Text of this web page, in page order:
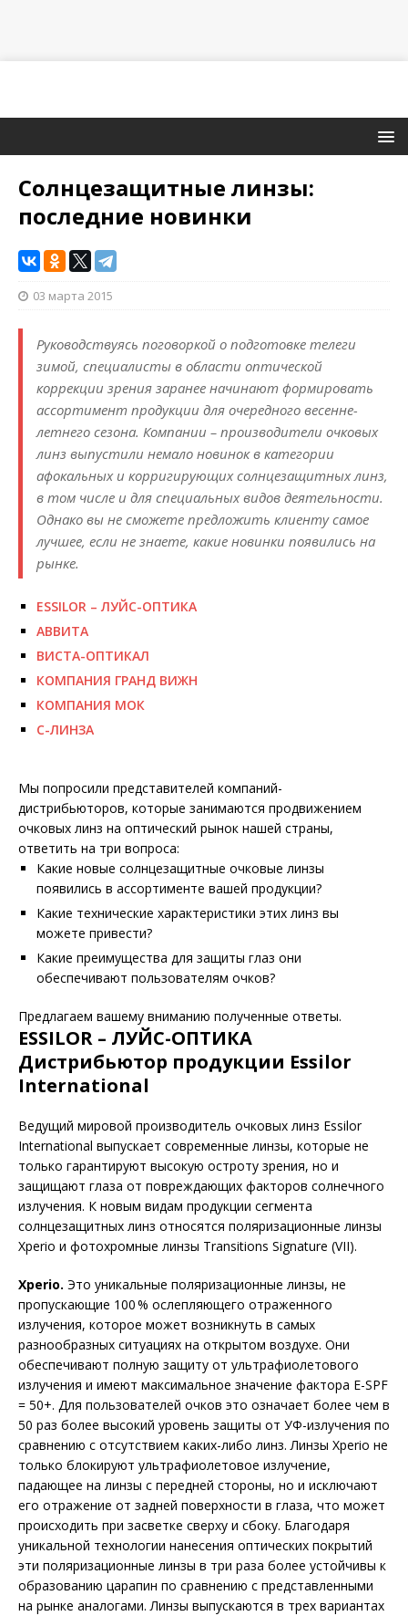
Солнцезащитные линзы:
последние новинки
03 марта 2015
Руководствуясь поговоркой о подготовке телеги
зимой, специалисты в области оптической
коррекции зрения заранее начинают формировать
ассортимент продукции для очередного весенне-
летнего сезона. Компании – производители очковых
линз выпустили немало новинок в категории
афокальных и корригирующих солнцезащитных линз,
в том числе и для специальных видов деятельности.
Однако вы не сможете предложить клиенту самое
лучшее, если не знаете, какие новинки появились на
рынке.
ESSILOR – ЛУЙС-ОПТИКА
АВВИТА
ВИСТА-ОПТИКАЛ
КОМПАНИЯ ГРАНД ВИЖН
КОМПАНИЯ МОК
С-ЛИНЗА
Мы попросили представителей компаний-
дистрибьюторов, которые занимаются продвижением
очковых линз на оптический рынок нашей страны,
ответить на три вопроса:
Какие новые солнцезащитные очковые линзы
появились в ассортименте вашей продукции?
Какие технические характеристики этих линз вы
можете привести?
Какие преимущества для защиты глаз они
обеспечивают пользователям очков?
Предлагаем вашему вниманию полученные ответы.
ESSILOR – ЛУЙС-ОПТИКА
Дистрибьютор продукции Essilor
International
Ведущий мировой производитель очковых линз Essilor
International выпускает современные линзы, которые не
только гарантируют высокую остроту зрения, но и
защищают глаза от повреждающих факторов солнечного
излучения. К новым видам продукции сегмента
солнцезащитных линз относятся поляризационные линзы
Xperio и фотохромные линзы Transitions Signature (VII).
Xperio. Это уникальные поляризационные линзы, не
пропускающие 100 % ослепляющего отраженного
излучения, которое может возникнуть в самых
разнообразных ситуациях на открытом воздухе. Они
обеспечивают полную защиту от ультрафиолетового
излучения и имеют максимальное значение фактора E-SPF
= 50+. Для пользователей очков это означает более чем в
50 раз более высокий уровень защиты от УФ-излучения по
сравнению с отсутствием каких-либо линз. Линзы Xperio не
только блокируют ультрафиолетовое излучение,
падающее на линзы с передней стороны, но и исключают
его отражение от задней поверхности в глаза, что может
происходить при засветке сверху и сбоку. Благодаря
уникальной технологии нанесения оптических покрытий
эти поляризационные линзы в три раза более устойчивы к
образованию царапин по сравнению с представленными
на рынке аналогами. Линзы выпускаются в трех вариантах